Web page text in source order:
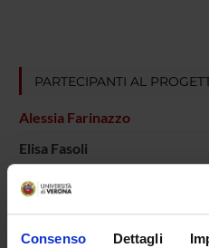
Consenso Dettagli
PARTECIPANTI AL
Alessia Farinazzo
Elisa Fasoli
Michele Fiorini
Salvatore Monaco
Collaboratore alla ricerca -